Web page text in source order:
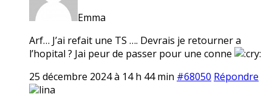
Emma
Arf… J’ai refait une TS …. Devrais je retourner a
l’hopital ? Jai peur de passer pour une conne
25 décembre 2024 à 14 h 44 min #68050 Répondre
lina